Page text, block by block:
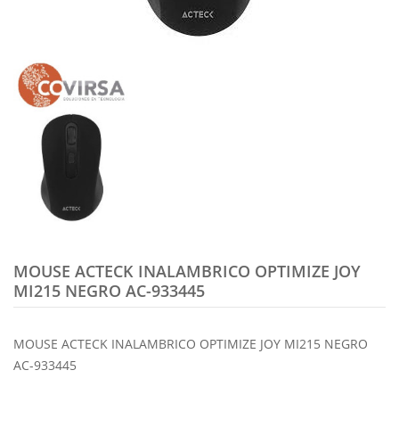
MOUSE ACTECK INALAMBRICO OPTIMIZE JOY
MI215 NEGRO AC-933445
MOUSE ACTECK INALAMBRICO OPTIMIZE JOY MI215 NEGRO
AC-933445